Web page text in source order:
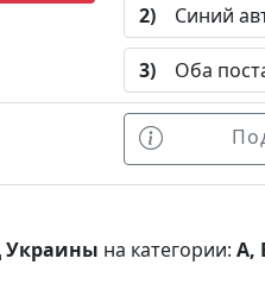
2) Синий
3) Оба
Украины на категории:A,